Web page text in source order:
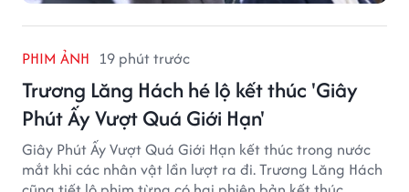
PHIM ẢNH 19 phút trước
Trương Lăng Hách hé lộ kết thúc 'Giây
Phút Ấy Vượt Quá Giới Hạn'
Giây Phút Ấy Vượt Quá Giới Hạn kết thúc trong nước
mắt khi các nhân vật lần lượt ra đi. Trương Lăng Hách